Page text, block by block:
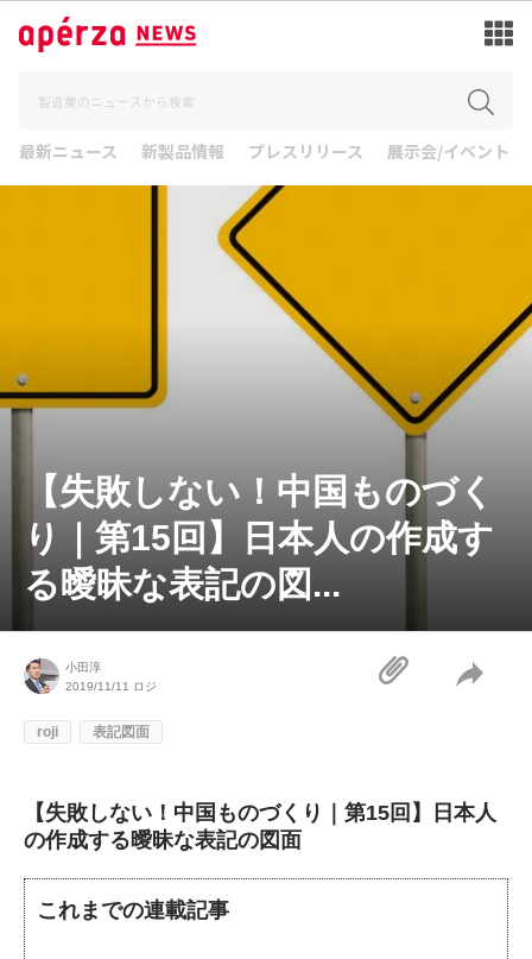
最新ニュース 新製品情報 プレスリリース 展示会/イベント
【失敗しない！中国ものづく
り｜第15回】日本人の作成す
る曖昧な表記の図...
小田淳
2019/11/11
ロジ
roji 表記図面
【失敗しない！中国ものづくり｜第15回】日本人
の作成する曖昧な表記の図面
これまでの連載記事